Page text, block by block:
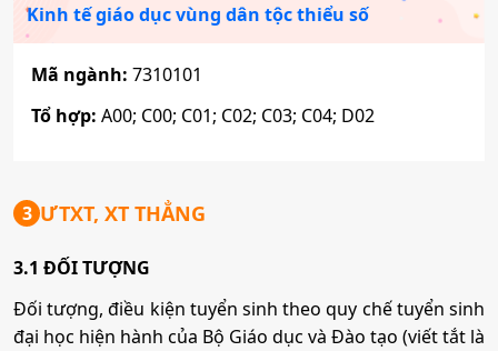
Kinh tế giáo dục vùng dân tộc thiểu số
Mã ngành: 7310101
Tổ hợp: A00; C00; C01; C02; C03; C04; D02
3 ƯTXT, XT THẲNG
3.1 ĐỐI TƯỢNG
Đối tượng, điều kiện tuyển sinh theo quy chế tuyển sinh
đại học hiện hành của Bộ Giáo dục và Đào tạo (viết tắt là